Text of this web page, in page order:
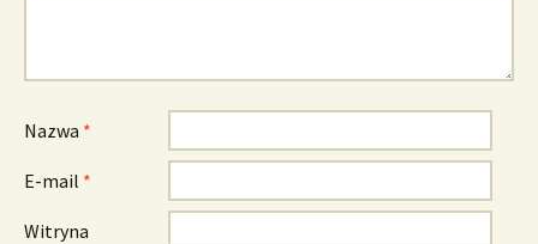
Nazwa *
E-mail *
Witryna